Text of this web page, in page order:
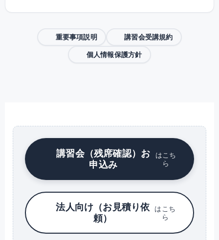
重要事項説明 講習会受講規約
個人情報保護方針
講習会（残席確認）お
申込み
はこち
ら
法人向け（お見積り依
頼）
はこち
ら